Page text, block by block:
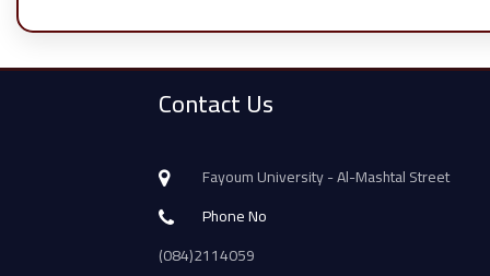
Contact Us
Fayoum University - Al-Mashtal Street
Phone No
(084)2114059